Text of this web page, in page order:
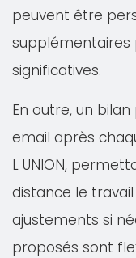
peuvent être
supplémentaires
significatives.
En outre, un
email après
L UNION,
distance le
ajustements si
proposés sont